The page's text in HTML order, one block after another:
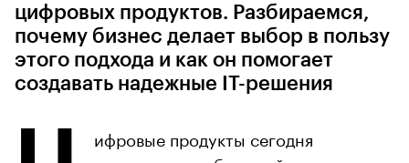
цифровых продуктов. Разбираемся,
почему бизнес делает выбор в пользу
этого подхода и как он помогает
создавать надежные IТ-решения
ифровые продукты сегодня